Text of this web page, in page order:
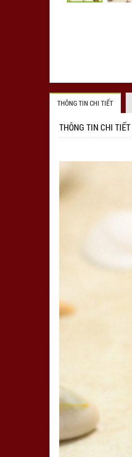
THÔNG TIN CHI TIẾT
THÔNG TIN CHI TIẾT